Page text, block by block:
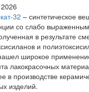
2026
32 – синтетическое
со слабо
в результате
и
широкое
лакокрасочных
в производстве
изделий.